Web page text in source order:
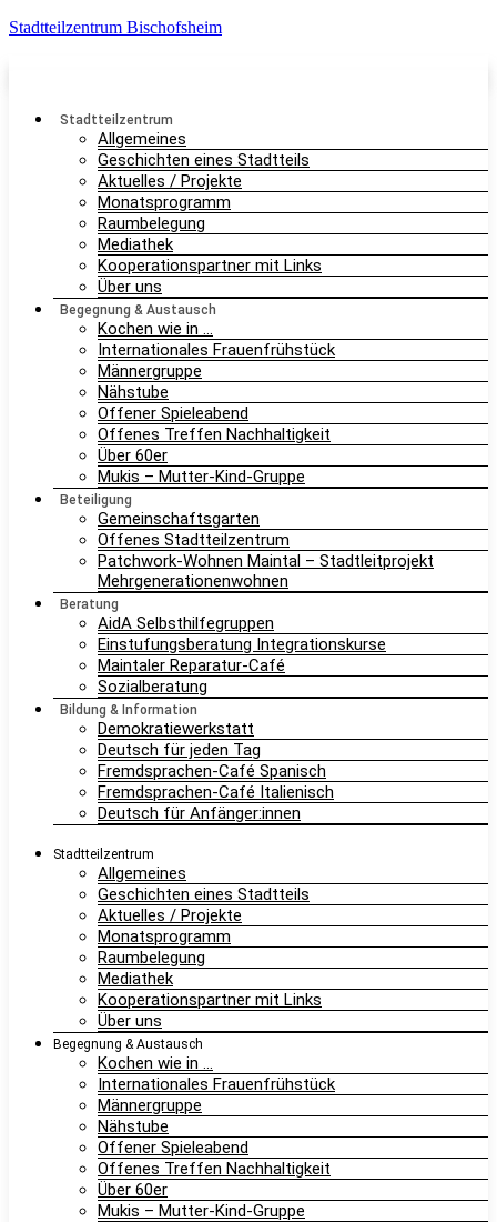
Stadtteilzentrum Bischofsheim
Stadtteilzentrum
Allgemeines
Geschichten eines Stadtteils
Aktuelles / Projekte
Monatsprogramm
Raumbelegung
Mediathek
Kooperationspartner mit Links
Über uns
Begegnung & Austausch
Kochen wie in …
Internationales Frauenfrühstück
Männergruppe
Nähstube
Offener Spieleabend
Offenes Treffen Nachhaltigkeit
Über 60er
Mukis – Mutter-Kind-Gruppe
Beteiligung
Gemeinschaftsgarten
Offenes Stadtteilzentrum
Patchwork-Wohnen Maintal – Stadtleitprojekt
Mehrgenerationenwohnen
Beratung
AidA Selbsthilfegruppen
Einstufungsberatung Integrationskurse
Maintaler Reparatur-Café
Sozialberatung
Bildung & Information
Demokratiewerkstatt
Deutsch für jeden Tag
Fremdsprachen-Café Spanisch
Fremdsprachen-Café Italienisch
Deutsch für Anfänger:innen
Stadtteilzentrum
Allgemeines
Geschichten eines Stadtteils
Aktuelles / Projekte
Monatsprogramm
Raumbelegung
Mediathek
Kooperationspartner mit Links
Über uns
Begegnung & Austausch
Kochen wie in …
Internationales Frauenfrühstück
Männergruppe
Nähstube
Offener Spieleabend
Offenes Treffen Nachhaltigkeit
Über 60er
Mukis – Mutter-Kind-Gruppe